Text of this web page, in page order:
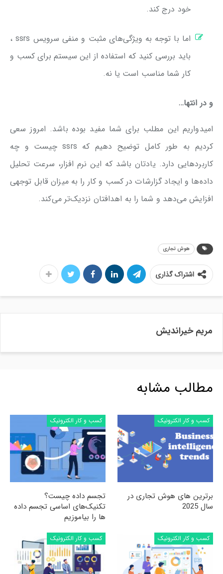
خود درج کند.
اما با توجه به ویژگی‌های مثبت و منفی سرویس ssrs ،
باید بررسی کنید که استفاده از این سیستم برای کسب و
کار شما مناسب است یا نه.
و در انتها…
امیدواریم این مطلب برای شما مفید بوده باشد. امروز سعی
کردیم به طور کامل توضیح دهیم که ssrs چیست و چه
کاربردهایی دارد. یادتان باشد که این نرم افزار، سرعت تحلیل
داده‌ها و ایجاد گزارشات در کسب و کار را به میزان قابل توجهی
افزایش می‌دهد و شما را به اهدافتان نزدیک‌تر می‌کند.
هوش تجاری
اشتراک گذاری
مریم خیراندیش
مطالب مشابه
کسب و کار الکترونیک
برترین های هوش تجاری در
سال 2025
کسب و کار الکترونیک
تجسم داده چیست؟
تکنیک‌های اساسی تجسم داده
ها را بیاموزیم
کسب و کار الکترونیک کسب و کار الکترونیک